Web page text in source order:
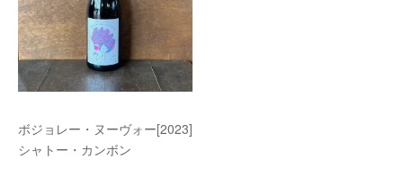
ボジョレー・ヌーヴォー[2023]
シャトー・カンボン